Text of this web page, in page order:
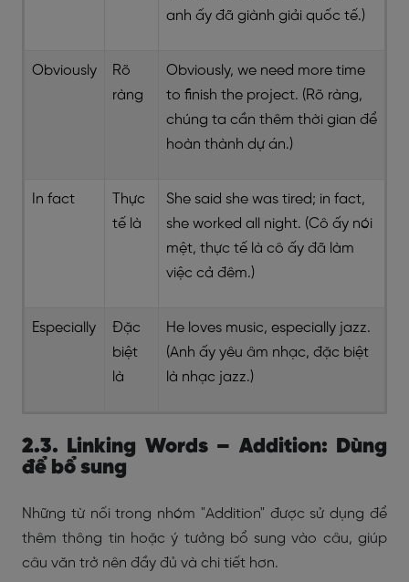
anh ấy đã giành giải quốc tế.)
Obviously
Rõ
ràng
Obviously, we need more time
to finish the project. (Rõ ràng,
chúng ta cần thêm thời gian để
hoàn thành dự án.)
In fact
Thực
tế là
She said she was tired; in fact,
she worked all night. (Cô ấy nói
mệt, thực tế là cô ấy đã làm
việc cả đêm.)
Especially
Đặc
biệt
là
He loves music, especially jazz.
(Anh ấy yêu âm nhạc, đặc biệt
là nhạc jazz.)
2.3. Linking Words – Addition: Dùng
để bổ sung
Những từ nối trong nhóm "Addition" được sử dụng để
thêm thông tin hoặc ý tưởng bổ sung vào câu, giúp
câu văn trở nên đầy đủ và chi tiết hơn.